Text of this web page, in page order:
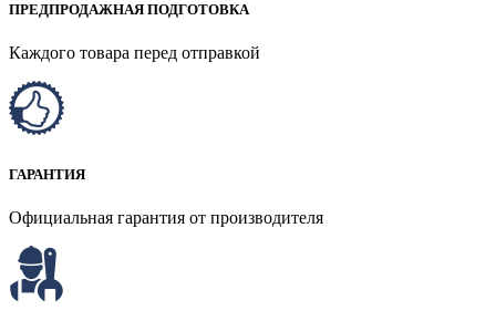
ПРЕДПРОДАЖНАЯ ПОДГОТОВКА
Каждого товара перед отправкой
ГАРАНТИЯ
Официальная гарантия от производителя